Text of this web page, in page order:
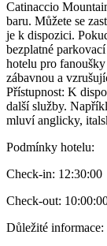
Catinaccio
baru. Můžete se
je k dispozici.
bezplatné
hotelu pro
zábavnou a
Přístupnost: K
další služby.
mluví anglicky,
Podmínky hotelu:
Check-in: 12:30:00
Check-out:
Důležité informace: